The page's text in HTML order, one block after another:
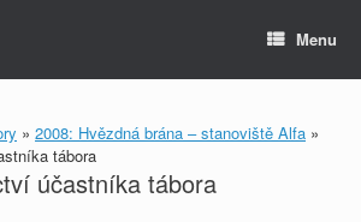
Menu
» 2008: Hvězdná brána – stanoviště Alfa »
tábora
účastníka tábora